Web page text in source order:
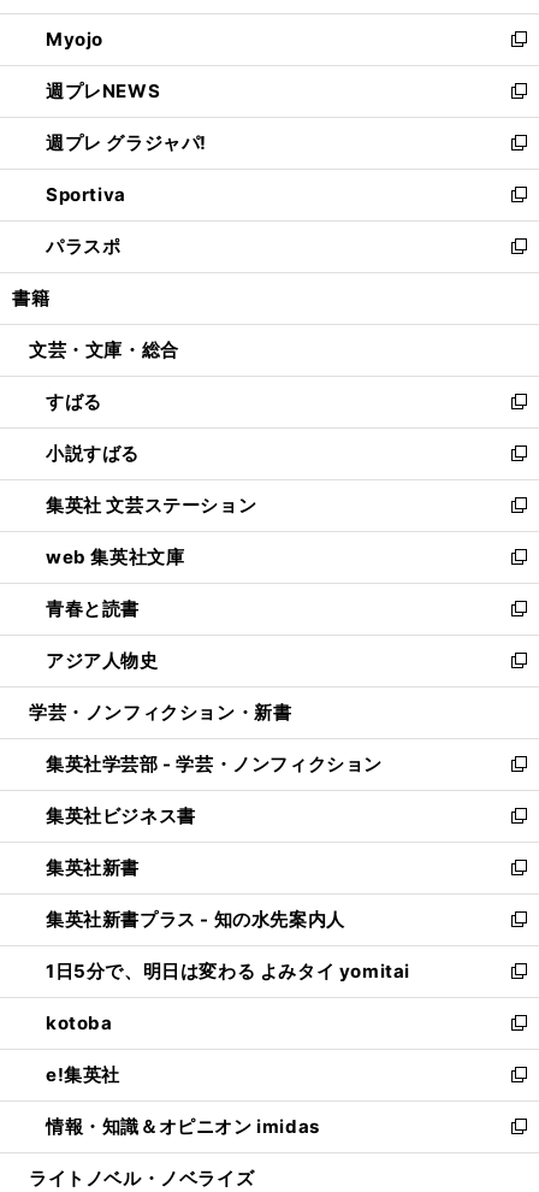
開
く
ウ
で
開
く
ン
ド
ウ
で
開
く
ウ
ィ
ン
ド
ウ
で
開
く
Myojo
新
し
い
ウ
ィ
ン
ド
ウ
で
開
週プレNEWS
新
し
い
ウ
ィ
ン
ド
ウ
開
週プレ グラジャパ!
新
し
い
ウ
ィ
ン
ウ
開
く
Sportiva
新
し
い
ウ
ン
ウ
で
開
く
パラスポ
新
し
ウ
ン
ド
ウ
で
開
く
書籍
文芸・文庫・総合
すばる
新
し
い
ウ
ィ
ン
ド
ウ
で
開
く
小説すばる
新
し
い
ウ
ィ
ン
ド
ウ
で
開
集英社 文芸ステーション
新
し
い
ウ
ィ
ン
ド
ウ
開
く
web 集英社文庫
新
し
い
ウ
ィ
ン
ウ
で
開
く
青春と読書
新
し
い
ウ
ン
ド
ウ
で
開
く
アジア人物史
新
し
ウ
ィ
ン
ド
ウ
で
開
く
学芸・ノンフィクション・新書
集英社学芸部 - 学芸・ノンフィクション
新
し
い
ウ
ィ
ン
ド
ウ
で
開
く
集英社ビジネス書
新
し
い
ウ
ィ
ン
ド
ウ
で
開
く
集英社新書
新
し
い
ウ
ィ
ン
ド
ウ
で
開
く
集英社新書プラス - 知の水先案内人
新
し
い
ウ
ィ
ン
ド
ウ
で
開
1日5分で、明日は変わる よみタイ yomitai
新
し
い
ウ
ィ
ン
ド
ウ
kotoba
新
し
い
ウ
ィ
ン
e!集英社
新
し
い
ウ
情報・知識＆オピニオン imidas
新
し
ライトノベル・ノベライズ